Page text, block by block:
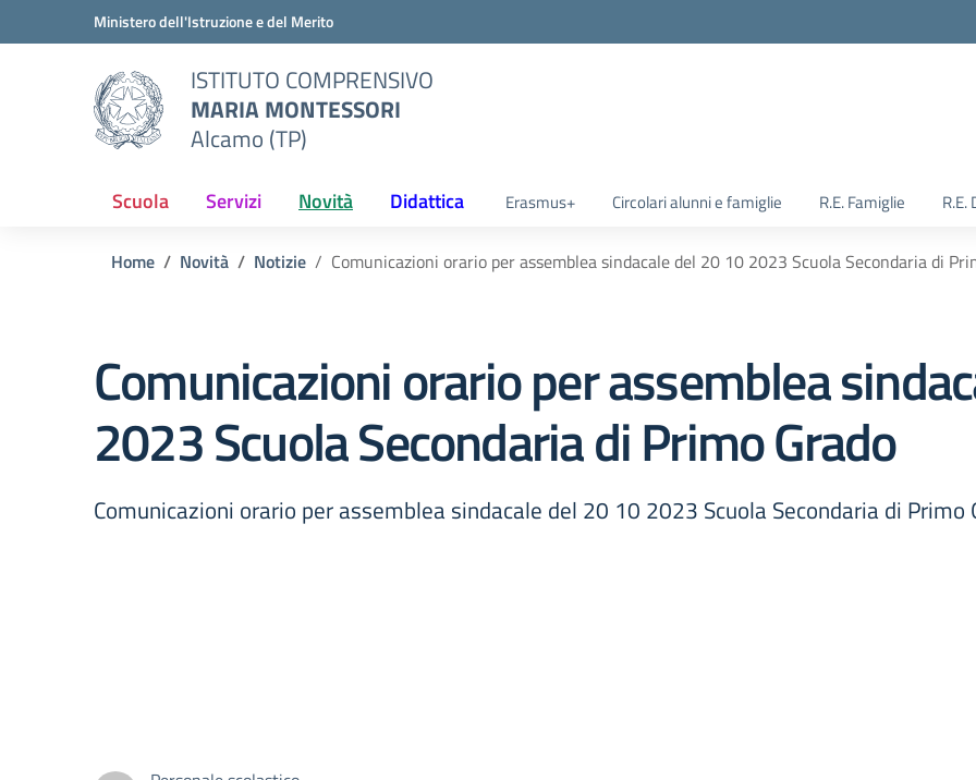
Vai ai contenuti
Vai al menu di navigazioneMinistero dell'Istruzione e del Merito
ISTITUTO COMPRENSIVO
MARIA MONTESSORI
Alcamo (TP)
Scuola Servizi Novità Didattica Erasmus+ Circolari alunni e famiglie R.E. Famiglie R.E.
Home Novità Notizie Comunicazioni orario per assemblea sindacale del 20 10 2023 Scuola Secondaria di
Comunicazioni orario per assemblea
2023 Scuola Secondaria di Primo Grado
Comunicazioni orario per assemblea sindacale del 20 10 2023 Scuola Secondaria di Primo